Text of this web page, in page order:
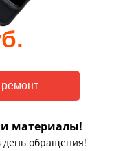
материалы!
день обращения!